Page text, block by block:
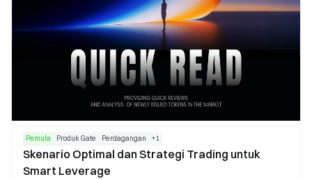
Pemula Produk Gate Perdagangan +1
Skenario Optimal dan Strategi Trading untuk
Smart Leverage